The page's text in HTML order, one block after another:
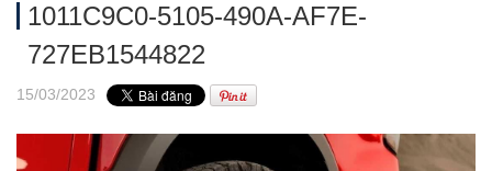
1011C9C0-5105-490A-AF7E-
727EB1544822
15/03/2023